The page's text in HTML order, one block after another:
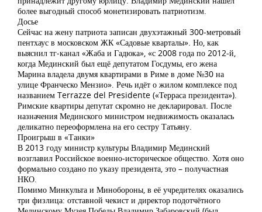
более выгодный способ монетизировать патриотизм.
Досье
Сейчас на жену патриота записан двухэтажный 300-метровый
пентхаус в московском ЖК «Садовые кварталы». Но, как
выяснил тг-канал «Жаба и Гадюка», «с 2008 года по 2012-й,
когда Мединский был ещё депутатом Госдумы, его жена
Марина владела двумя квартирами в Риме в доме №30 на
улице Франческо Мензио». Речь идёт о жилом комплексе под
названием Terrazze del Presidente («Терраса президента»).
Римские квартиры депутат скромно не декларировал. После
назначения Мединского министром недвижимость оказалась
деликатно переоформлена на его сестру Татьяну.
Проигрыш в «Танки»
В 2013 году министр культуры Владимир Мединский
возглавил Российское военно-историческое общество. Хотя оно
формально создано по указу президента, это – получастная
НКО.
Помимо Минкульта и Минобороны, в её учредителях оказались
три физлица: отставной чекист и директор подотчётного